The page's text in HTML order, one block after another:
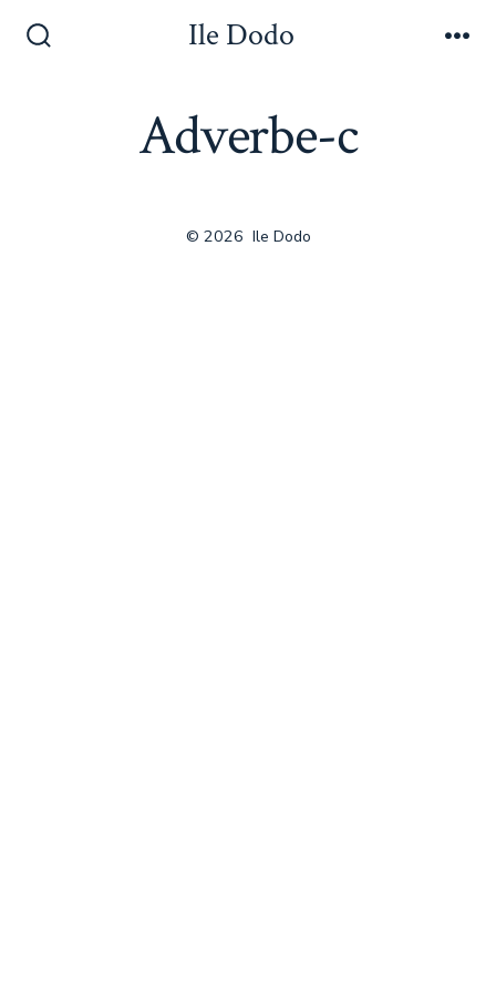
Ile Dodo
Adverbe-c
© 2026 Ile Dodo